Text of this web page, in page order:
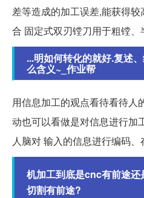
差等造成的加工误差,能获得
合 固定式双刃镗刀用于粗镗、
...明如何转化的就好.复述
么含义~_作业帮
用信息加工的观点看待看待人
动也可以看做是对信息进行加
人脑对 输入的信息进行编码、
机加工到底是cnc有前途还
切割有前途?